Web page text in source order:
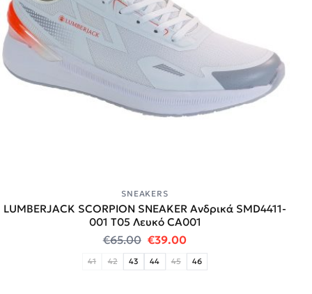
SNEAKERS
LUMBERJACK SCORPION SNEAKER Ανδρικά SMD4411-
001 Τ05 Λευκό CA001
€65.00 Original price was: €65.00.
€39.00Η τρέχουσα τιμή
41 42 43 44 45 46